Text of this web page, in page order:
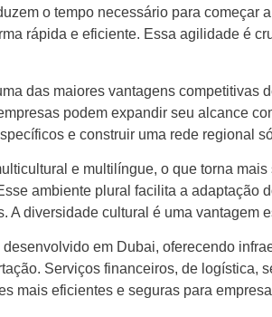
o tempo necessário para começar
rápida e eficiente. Essa agilidade é
das maiores vantagens competitivas
podem expandir seu alcance
e construir uma rede regional
e multilíngue, o que torna
ambiente plural facilita a adaptação
A diversidade cultural é uma vantagem
em Dubai, oferecendo
Serviços financeiros, de logística,
mais eficientes e seguras para